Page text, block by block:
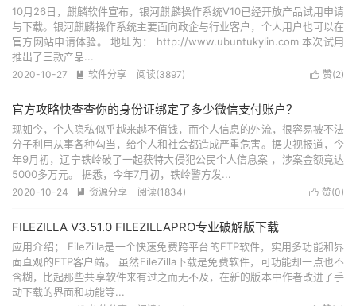
10月26日，麒麟软件宣布，银河麒麟操作系统V10已经开放产品试用申请
与下载。银河麒麟操作系统主要面向政企与行业客户，个人用户也可以在
官方网站申请体验。 地址为： http://www.ubuntukylin.com 本次试用
推出了三款产品...
 赞(2)
2020-10-27  软件分享 阅读(3897)
官方攻略快查查你的身份证绑定了多少微信支付账户？
现如今，个人隐私似乎越来越不值钱，而个人信息的外流，很容易被不法
分子利用从事各种勾当，给个人和社会都造成严重危害。据央视报道，今
年9月初，辽宁铁岭破了一起获特大侵犯公民个人信息案 ，涉案金额竟达
5000多万元。 据悉，今年7月初，铁岭警方发...
 赞(0)
2020-10-24  资源分享 阅读(1834)
FILEZILLA V3.51.0 FILEZILLAPRO专业破解版下载
应用介绍； FileZilla是一个快速免费跨平台的FTP软件，实用多功能和界
面直观的FTP客户端。 虽然FileZilla下载是免费软件，可功能却一点也不
含糊，比起那些共享软件来有过之而无不及，在新的版本中作者改进了手
动下载的界面和功能等...